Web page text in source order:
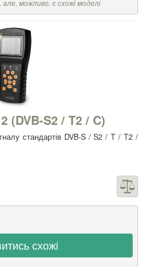
можливо, є схожі моделі
(DVB-S2 / T2 / C)
стандартів DVB-S / S2 / T / T2 /
схожі